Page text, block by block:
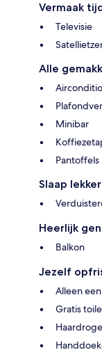
Vermaak
Televisie
Alle
Minibar
Pantoffels
Slaap lekker
Heerlijk
Balkon
Jezelf
Alleen
Gratis